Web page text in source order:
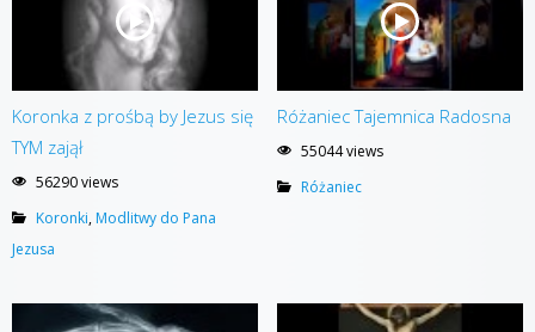
Koronka z prośbą by Jezus się
TYM zajął
56290 views
Koronki,Modlitwy do Pana
Jezusa
Różaniec Tajemnica Radosna
55044 views
Różaniec